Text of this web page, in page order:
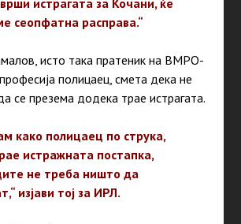
истрагата за Кочани, ќе
сеопфатна расправа.“
исто така пратеник на ВМРО-
полицаец, смета дека не
се презема додека трае истрагата.
како полицаец по струка,
истражната постапка,
не треба ништо да
изјави тој за ИРЛ.